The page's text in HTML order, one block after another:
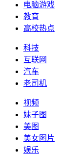
电脑游戏
教育
高校热点
科技
互联网
汽车
老司机
视频
妹子图
美图
美女图片
娱乐